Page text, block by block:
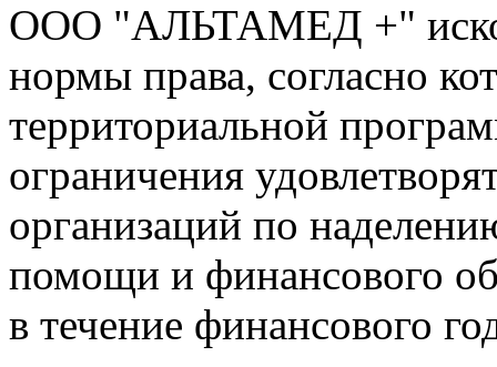
ООО "АЛЬТАМЕД +"
нормы права, согласно
территориальной
ограничения
организаций по
помощи и финансового
в течение финансового